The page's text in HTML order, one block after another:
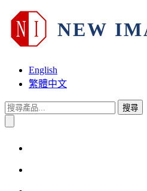
English
繁體中文
搜尋